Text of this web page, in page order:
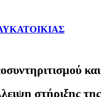
στήριξης